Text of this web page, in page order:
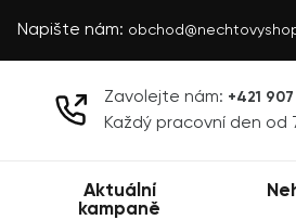
Napište nám:
Zavolejte nám: +421
Každý pracovní den od
Aktuální
kampaně